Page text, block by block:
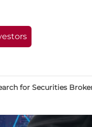
for Securities